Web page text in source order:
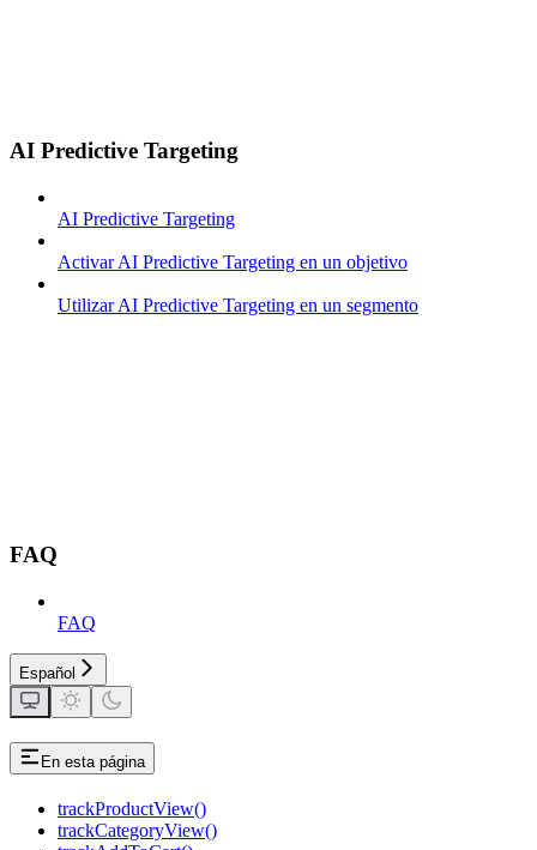
AI Predictive Targeting
AI Predictive Targeting
Activar AI Predictive Targeting en un objetivo
Utilizar AI Predictive Targeting en un segmento
FAQ
FAQ
Español
En esta página
trackProductView()
trackCategoryView()